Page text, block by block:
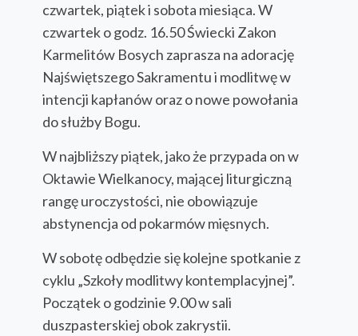
czwartek, piątek i sobota miesiąca. W
czwartek o godz. 16.50 Świecki Zakon
Karmelitów Bosych zaprasza na adorację
Najświętszego Sakramentu i modlitwę w
intencji kapłanów oraz o nowe powołania
do służby Bogu.
W najbliższy piątek, jako że przypada on w
Oktawie Wielkanocy, mającej liturgiczną
rangę uroczystości, nie obowiązuje
abstynencja od pokarmów mięsnych.
W sobotę odbędzie się kolejne spotkanie z
cyklu „Szkoły modlitwy kontemplacyjnej”.
Początek o godzinie 9.00 w sali
duszpasterskiej obok zakrystii.